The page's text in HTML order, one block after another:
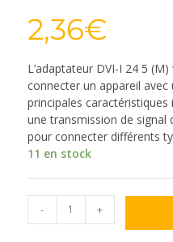
2,36€
L’adaptateur DVI-I 24 5
connecter un appareil avec
principales
une transmission de
pour connecter différents
11 en stock
- +